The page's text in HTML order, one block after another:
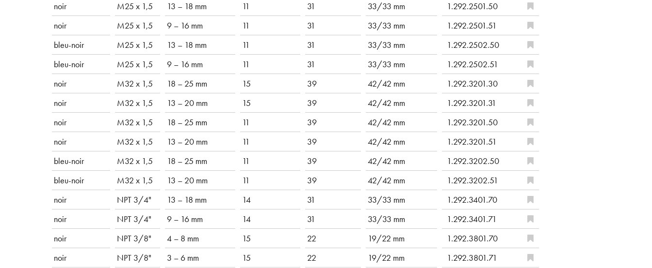
noir
M25 x 1,5 13 – 18 mm 11 31 33/33 mm
1.292.2501.50
noir
M25 x 1,5 9 – 16 mm 11 31 33/33 mm
1.292.2501.51
bleu-noir
M25 x 1,5 13 – 18 mm 11 31 33/33 mm
1.292.2502.50
bleu-noir
M25 x 1,5 9 – 16 mm 11 31 33/33 mm
1.292.2502.51
noir
M32 x 1,5 18 – 25 mm 15 39 42/42 mm
1.292.3201.30
noir
M32 x 1,5 13 – 20 mm 15 39 42/42 mm
1.292.3201.31
noir
M32 x 1,5 18 – 25 mm 11 39 42/42 mm
1.292.3201.50
noir
M32 x 1,5 13 – 20 mm 11 39 42/42 mm
1.292.3201.51
bleu-noir
M32 x 1,5 18 – 25 mm 11 39 42/42 mm
1.292.3202.50
bleu-noir
M32 x 1,5 13 – 20 mm 11 39 42/42 mm
1.292.3202.51
noir
NPT 3/4" 13 – 18 mm 14 31 33/33 mm
1.292.3401.70
noir
NPT 3/4" 9 – 16 mm 14 31 33/33 mm
1.292.3401.71
noir
NPT 3/8" 4 – 8 mm 15 22 19/22 mm
1.292.3801.70
noir
NPT 3/8" 3 – 6 mm 15 22 19/22 mm
1.292.3801.71